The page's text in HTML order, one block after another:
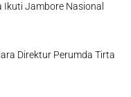
Ikuti Jambore Nasional
Direktur Perumda Tirta